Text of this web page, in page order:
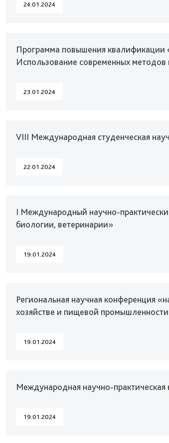
24.01.2024
Программа повышения квалификации
Использование современных методов
23.01.2024
VIII Международная студенческая
22.01.2024
I Международный научно-
биологии, ветеринарии»
19.01.2024
Региональная научная конференция
хозяйстве и пищевой
19.01.2024
Международная научно-практическая
19.01.2024